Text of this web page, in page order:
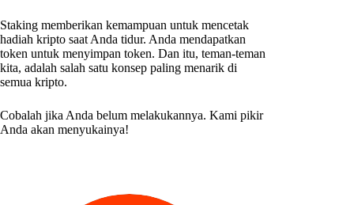
Staking memberikan kemampuan untuk mencetak
hadiah kripto saat Anda tidur. Anda mendapatkan
token untuk menyimpan token. Dan itu, teman-teman
kita, adalah salah satu konsep paling menarik di
semua kripto.
Cobalah jika Anda belum melakukannya. Kami pikir
Anda akan menyukainya!